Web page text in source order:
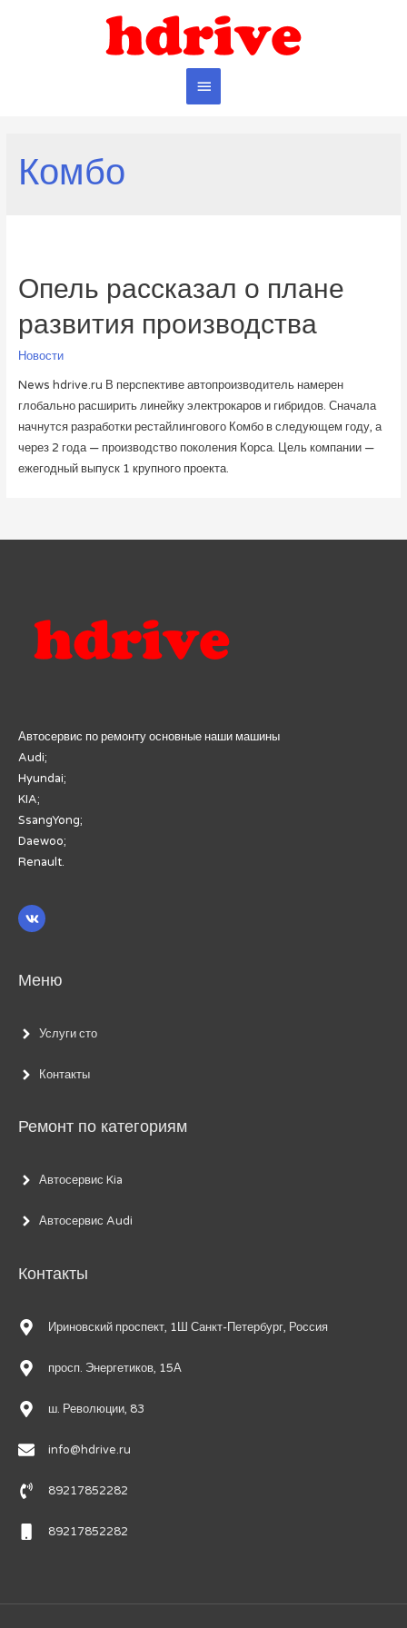
Главное
Комбо
​Опель рассказал о плане
развития производства
Новости
News hdrive.ru В перспективе автопроизводитель намерен
глобально расширить линейку электрокаров и гибридов. Сначала
начнутся разработки рестайлингового Комбо в следующем году, а
через 2 года — производство поколения Корса. Цель компании —
ежегодный выпуск 1 крупного проекта.
Автосервис по ремонту основные наши машины
Audi;
Hyundai;
KIA;
SsangYong;
Daewoo;
Renault.
Меню
Услуги сто
Контакты
Ремонт по категориям
Автосервис Kia
Автосервис Audi
Контакты
Ириновский проспект, 1Ш Санкт-Петербург, Россия
просп. Энергетиков, 15А
ш. Революции, 83
info@hdrive.ru
89217852282
89217852282